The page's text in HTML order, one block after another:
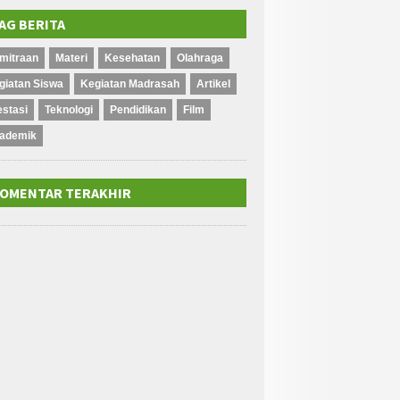
BERITA
Materi Kesehatan Olahraga
Siswa Kegiatan Madrasah Artikel
Teknologi Pendidikan Film
TERAKHIR